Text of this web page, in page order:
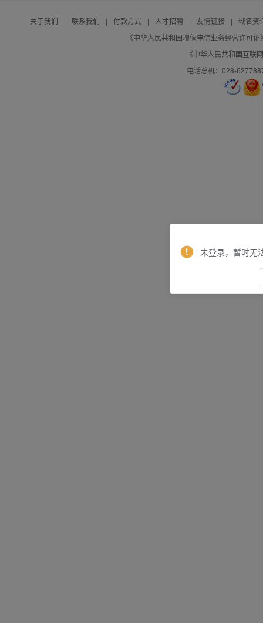
关于我们 | 联系我们 | 付款方式 | 人才招聘 | 友情链接 |
域名资
《中华人民共和国增值电信业务经营许可
《中华人民共和国互联
电话总机：028-
未登录，暂时无